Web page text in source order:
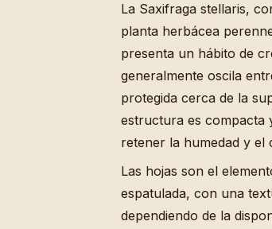
La Saxifraga stellaris,
planta herbácea
presenta un hábito de
generalmente oscila
protegida cerca de la
estructura es compacta
retener la humedad y el
Las hojas son el
espatulada, con una
dependiendo de la